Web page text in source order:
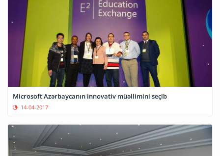
Microsoft Azərbaycanın innovativ müəllimini seçib
14-04-2017